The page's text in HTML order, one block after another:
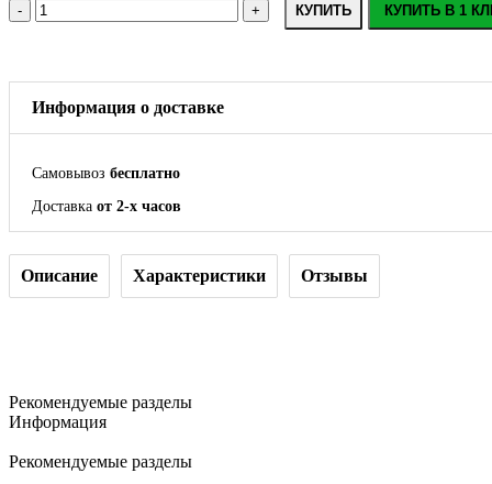
КУПИТЬ КУПИТЬ В 1
Информация о доставке
Самовывоз бесплатно
Доставка от 2-х часов
Описание Характеристики Отзывы
Рекомендуемые разделы
Информация
Рекомендуемые разделы